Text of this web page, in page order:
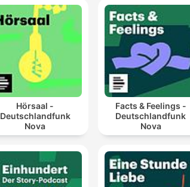
Hörsaal -
Deutschlandfunk
Nova
Facts & Feelings -
Deutschlandfunk
Nova